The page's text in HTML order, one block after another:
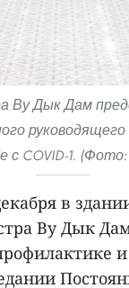
Ву Дык Дам
с COVID-1.
в
Ву Дык
и